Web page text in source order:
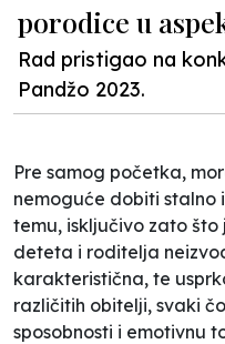
porodice u
Rad pristigao na
Pandžo 2023.
Pre samog početka,
nemoguće dobiti stalno
temu, isključivo zato
deteta i roditelja
karakteristična, te
različitih obitelji, svaki
sposobnosti i emotivnu